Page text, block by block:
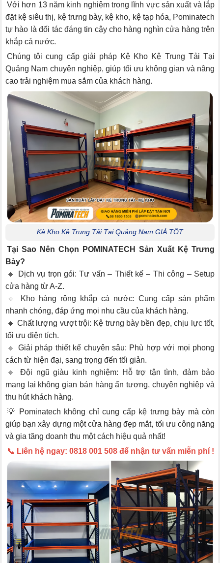
Với hơn 13 năm kinh nghiệm trong lĩnh vực sản xuất và lắp
đặt kệ siêu thị, kệ trưng bày, kệ kho, kệ tạp hóa, Pominatech
tự hào là đối tác đáng tin cậy cho hàng nghìn cửa hàng trên
khắp cả nước.
Chúng tôi cung cấp giải pháp Kệ Kho Kệ Trung Tải Tại
Quảng Nam chuyên nghiệp, giúp tối ưu không gian và nâng
cao trải nghiệm mua sắm của khách hàng.
Kệ Kho Kệ Trung Tải Tại Quảng Nam GIÁ TỐT
Tại Sao Nên Chọn POMINATECH Sản Xuất Kệ Trưng
Bày?
🔹 Dịch vụ trọn gói: Tư vấn – Thiết kế – Thi công – Setup
cửa hàng từ A-Z.
🔹 Kho hàng rộng khắp cả nước: Cung cấp sản phẩm
nhanh chóng, đáp ứng mọi nhu cầu của khách hàng.
🔹 Chất lượng vượt trội: Kệ trưng bày bền đẹp, chịu lực tốt,
tối ưu diện tích.
🔹 Giải pháp thiết kế chuyên sâu: Phù hợp với mọi phong
cách từ hiện đại, sang trọng đến tối giản.
🔹 Đội ngũ giàu kinh nghiệm: Hỗ trợ tận tình, đảm bảo
mang lại không gian bán hàng ấn tượng, chuyên nghiệp và
thu hút khách hàng.
💡 Pominatech không chỉ cung cấp kệ trưng bày mà còn
giúp bạn xây dựng một cửa hàng đẹp mắt, tối ưu công năng
và gia tăng doanh thu một cách hiệu quả nhất!
📞 Liên hệ ngay: 0818 001 508 để nhận tư vấn miễn phí !